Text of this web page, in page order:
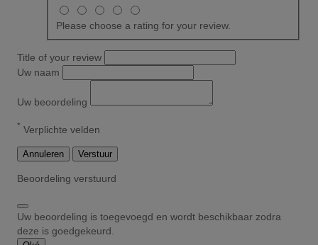
Please choose a rating for your review.
Title of your review
Uw naam
Uw beoordeling
* Verplichte velden
Annuleren Verstuur
Beoordeling verstuurd
Uw beoordeling is toegevoegd en wordt beschikbaar zodra
deze is goedgekeurd.